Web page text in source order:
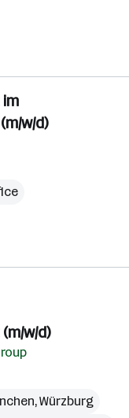
w/d)
w/d)
,Würzburg